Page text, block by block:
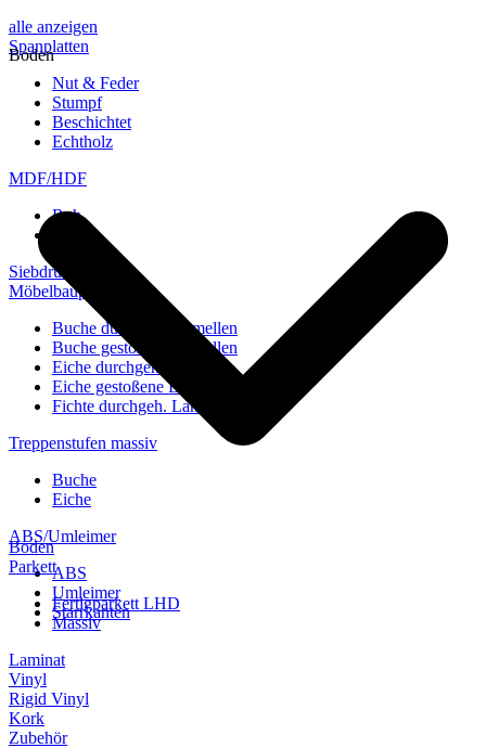
alle anzeigen
Spanplatten
Nut & Feder
Stumpf
Beschichtet
Echtholz
MDF/HDF
Roh
Siebdruckplatten
Möbelbauplatten
Buche durchgeh. Lamellen
Buche gestoßene Lamellen
Eiche durchgeh. Lamellen
Eiche gestoßene Lamellen
Fichte durchgeh. Lamellen
Treppenstufen massiv
Buche
Eiche
ABS/Umleimer
ABS
Umleimer
Starrkanten
Boden
Boden
Parkett
Fertigparkett LHD
Massiv
Laminat
Vinyl
Rigid Vinyl
Kork
Zubehör